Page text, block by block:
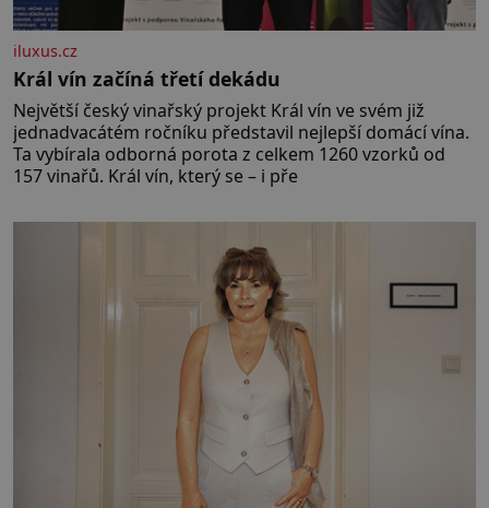
iluxus.cz
Král vín začíná třetí dekádu
Největší český vinařský projekt Král vín ve svém již
jednadvacátém ročníku představil nejlepší domácí vína.
Ta vybírala odborná porota z celkem 1260 vzorků od
157 vinařů. Král vín, který se – i pře